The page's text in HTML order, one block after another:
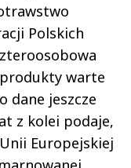
Polskich
warte
dane jeszcze
z kolei podaje,
Europejskiej